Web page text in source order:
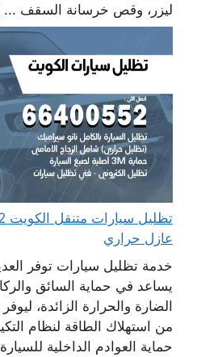
ليزر، وقص خرسانة السقف ...
عازل حراري
خدمة تظليل سيارات توفر
يساعد في حماية السائق
الضارة والحرارة الزائدة،
من استهلاك الطاقة لنظام
حماية العوادم الداخلية